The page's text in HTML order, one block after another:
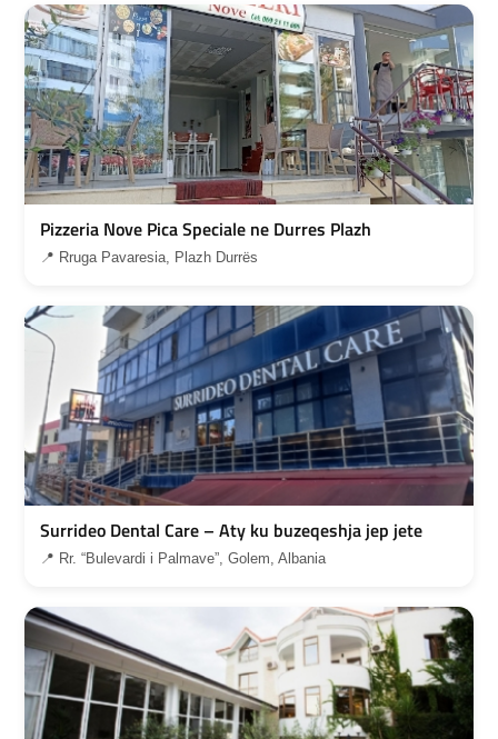
Pizzeria Nove Pica Speciale ne Durres Plazh
📍 Rruga Pavaresia, Plazh Durrës
Surrideo Dental Care – Aty ku buzeqeshja jep jete
📍 Rr. “Bulevardi i Palmave”, Golem, Albania